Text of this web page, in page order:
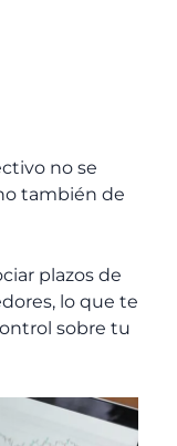
no se
también de
plazos de
lo que te
sobre tu